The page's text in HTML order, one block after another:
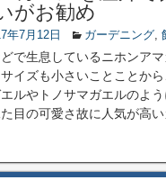
がお勧め
年7月12日 ガーデニング,
で生息しているニホンア
イズも小さいことことか
ルやトノサマガエルのよ
目の可愛さ故に人気が高